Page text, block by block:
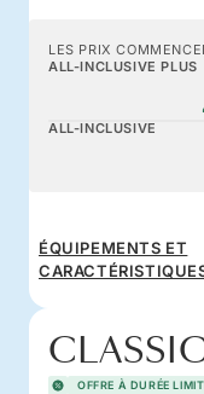
LES PRIX
ALL-INCLUSIVE PLUS
ALL-INCLUSIVE
ÉQUIPEMENTS ET
OFFRE À DURÉE